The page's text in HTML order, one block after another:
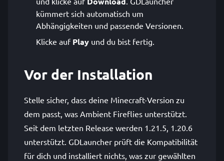
kümmert sich automatisch um
Abhängigkeiten und passende Versionen.
Klicke auf Play und du bist fertig.
Vor der Installation
Stelle sicher, dass deine Minecraft-Version zu
dem passt, was Ambient Fireflies unterstützt.
Seit dem letzten Release werden 1.21.5, 1.20.6
unterstützt. GDLauncher prüft die Kompatibilität
für dich und installiert nichts, was zur gewählten